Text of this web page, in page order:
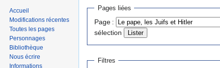
Aller
navigation
Aller
recherche
Pages liées
Page :
sélection
Filtres
Accueil
Modifications récentes
Toutes les pages
Personnages
Bibliothèque
Nous écrire
Informations